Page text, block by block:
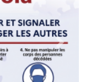
Next